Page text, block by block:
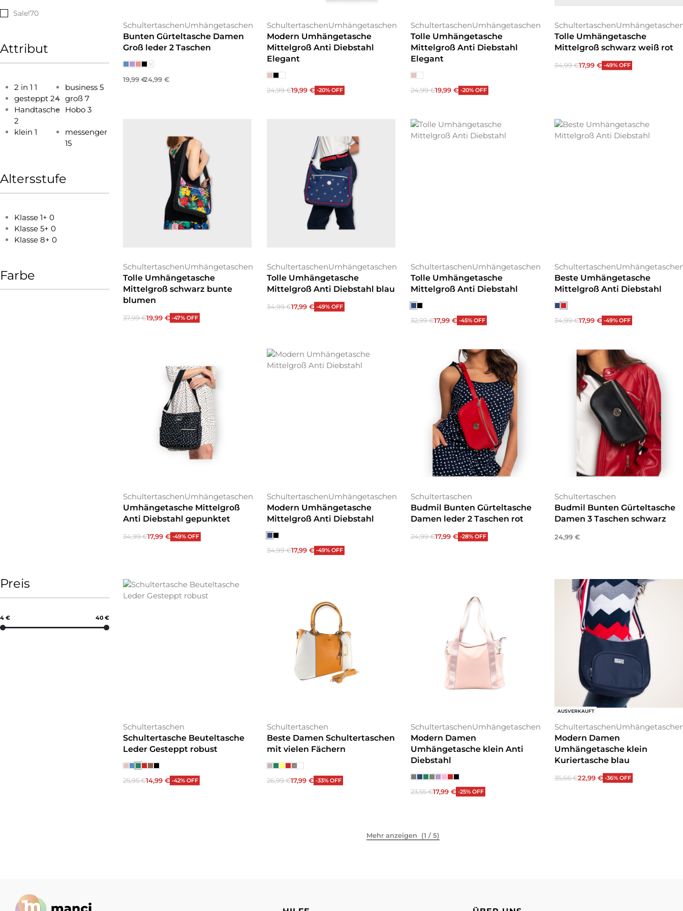
Sale!70
Attribut
2 in 1 1 business 5
gesteppt 24 groß 7
Handtasche
2
Hobo 3
klein 1
messenger
15
Altersstufe
Klasse 1+ 0
Klasse 5+ 0
Klasse 8+ 0
Farbe
Preis
4 € 40 €
SchultertaschenUmhängetaschen
Bunten Gürteltasche Damen
Groß leder 2 Taschen
19,99€24,99€
SchultertaschenUmhängetaschen
Modern Umhängetasche
Mittelgroß Anti Diebstahl
Elegant
24,99€19,99 € -20% OFF
SchultertaschenUmhängetaschen
Tolle Umhängetasche
Mittelgroß Anti Diebstahl
Elegant
24,99€19,99 € -20% OFF
Schultertaschen
Tolle Umhängetasche
Mittelgroß schwarz weiß rot
34,99€17,99 € -49% OFF
SchultertaschenUmhängetaschen
Tolle Umhängetasche
Mittelgroß schwarz bunte
blumen
37,99€19,99 € -47% OFF
SchultertaschenUmhängetaschen
Tolle Umhängetasche
Mittelgroß Anti Diebstahl blau
34,99€17,99 € -49% OFF
SchultertaschenUmhängetaschen
Tolle Umhängetasche
Mittelgroß Anti Diebstahl
32,99€17,99 € -45% OFF
Schultertaschen
Beste Umhängetasche
Mittelgroß Anti Diebstahl
34,99€17,99 € -49% OFF
SchultertaschenUmhängetaschen
Umhängetasche Mittelgroß
Anti Diebstahl gepunktet
34,99€17,99 € -49% OFF
SchultertaschenUmhängetaschen
Modern Umhängetasche
Mittelgroß Anti Diebstahl
34,99€17,99 € -49% OFF
Schultertaschen
Budmil Bunten Gürteltasche
Damen leder 2 Taschen rot
24,99€17,99 € -28% OFF
Schultertaschen
Budmil Bunten Gürteltasche
Damen 3 Taschen schwarz
24,99 €
Schultertaschen
Schultertasche Beuteltasche
Leder Gesteppt robust
25,95€14,99 € -42% OFF
Schultertaschen
Beste Damen Schultertaschen
mit vielen Fächern
26,99€17,99 € -33% OFF
SchultertaschenUmhängetaschen
Modern Damen
Umhängetasche klein Anti
Diebstahl
23,55€17,99 € -25% OFF
AUSVERKAUFT
Schultertaschen
Modern Damen
Umhängetasche klein
Kuriertasche blau
35,66€22,99 € -36% OFF
(1 / 5)